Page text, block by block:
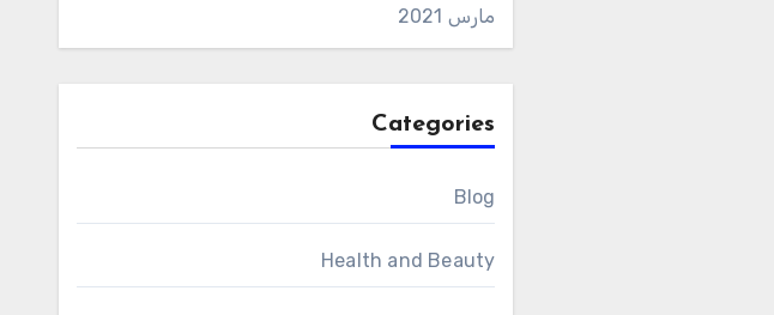
مارس 2021
Categories
Blog
Health and Beauty